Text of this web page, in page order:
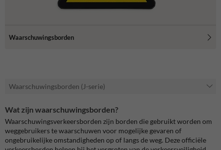
Waarschuwingsborden
Waarschuwingsborden (J-serie)
Wat zijn waarschuwingsborden?
Waarschuwingsverkeersborden zijn borden die gebruikt worden om
weggebruikers te waarschuwen voor mogelijke gevaren of
ongebruikelijke omstandigheden op of langs de weg. Deze officiële